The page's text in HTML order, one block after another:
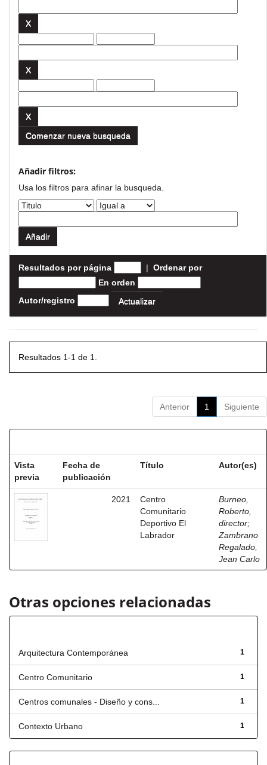
Comenzar nueva busqueda
Añadir filtros:
Usa los filtros para afinar la busqueda.
Resultados por página | Ordenar por
En orden
Autor/registro
Resultados 1-1 de 1.
Anterior 1 Siguiente
Vista
previa
Fecha de
publicación
Título Autor(es)
2021
Centro
Comunitario
Deportivo El
Labrador
Burneo,
Roberto,
director;
Zambrano
Regalado,
Jean Carlo
Otras opciones relacionadas
1
Arquitectura Contemporánea
1
Centro Comunitario
1
Centros comunales - Diseño y cons...
1
Contexto Urbano